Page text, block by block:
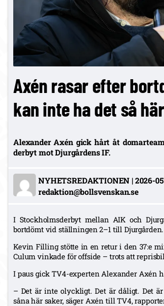
Axén rasar efter
kan inte ha det så
Alexander Axén gick hårt åt
derbyt mot Djurgårdens IF.
NYHETSREDAKTIONEN |2026-
redaktion@bollsvenskan.se
I Stockholmsderbyt mellan AIK och
bortdömt vid ställningen 2–1 till Djurgården.
Kevin Filling stötte in en retur i den 37:e
Culum vinkade för offside – trots att
I paus gick TV4-experten Alexander Axén
– Det är inte olyckligt. Det är dåligt. Det
såna här saker, säger Axén till TV4,